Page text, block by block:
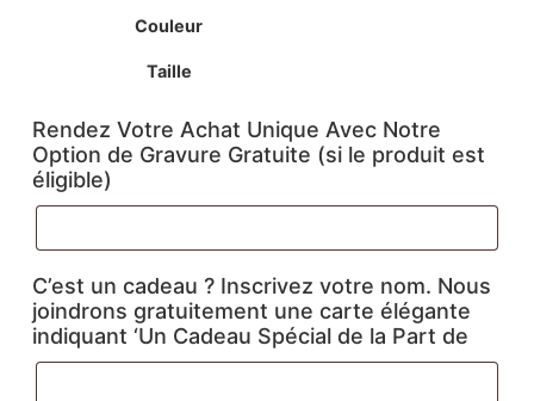
Couleur
Taille
Rendez Votre Achat Unique Avec Notre
Option de Gravure Gratuite (si le produit est
éligible)
C’est un cadeau ? Inscrivez votre nom. Nous
joindrons gratuitement une carte élégante
indiquant ‘Un Cadeau Spécial de la Part de